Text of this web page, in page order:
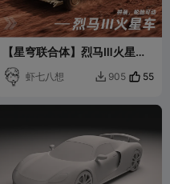
【星穹联合体】烈马Ⅲ火星车
（拼装，可动）
虾七八想  905 55